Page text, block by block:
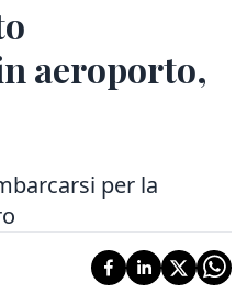
aeroporto,
per la